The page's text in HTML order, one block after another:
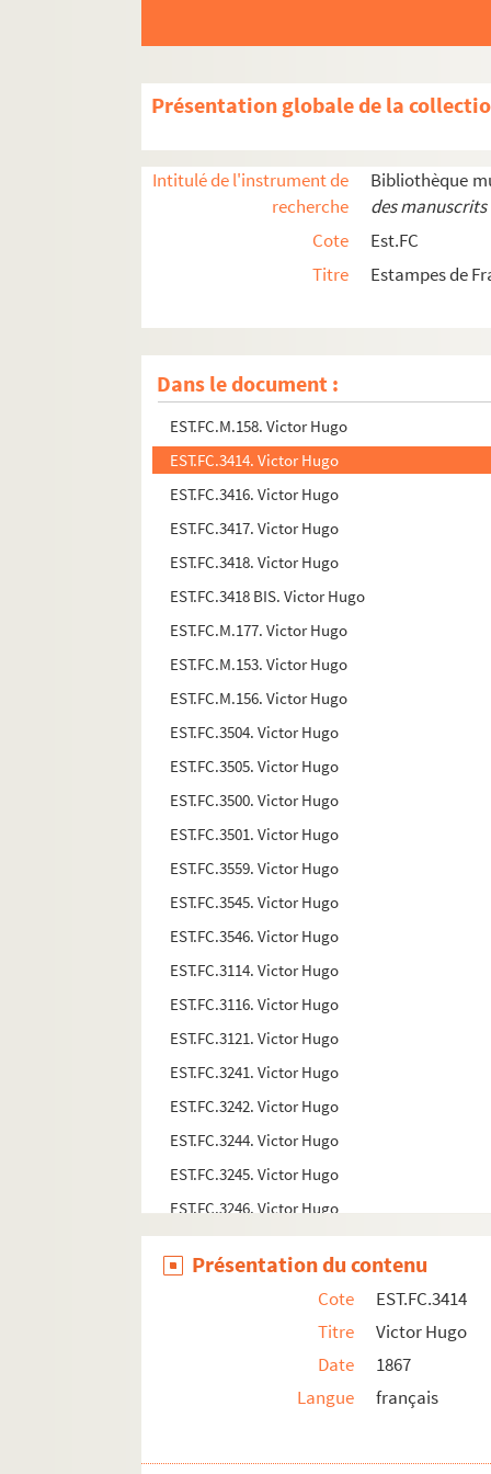
Présentation globale de la
Intitulé de l'instrument de
recherche
Bibliothèque
des
Cote
Est.FC
Titre
Estampes de
Dans le document :
EST.FC.3083. Victor Hugo
EST.FC.3086. Victor Hugo
EST.FC.3343. Victor Hugo
EST.FC.3344. Victor Hugo
EST.FC.3345. Victor Hugo
EST.FC.3412. Victor Hugo
EST.FC.3411. Victor Hugo
EST.FC.3413. Victor Hugo
EST.FC.M.158. Victor Hugo
EST.FC.3414. Victor Hugo
EST.FC.3416. Victor Hugo
EST.FC.3417. Victor Hugo
EST.FC.3418. Victor Hugo
EST.FC.3418 BIS. Victor Hugo
EST.FC.M.177. Victor Hugo
EST.FC.M.153. Victor Hugo
EST.FC.M.156. Victor Hugo
EST.FC.3504. Victor Hugo
EST.FC.3505. Victor Hugo
EST.FC.3500. Victor Hugo
EST.FC.3501. Victor Hugo
EST.FC.3559. Victor Hugo
EST.FC.3545. Victor Hugo
EST.FC.3546. Victor Hugo
EST.FC.3114. Victor Hugo
EST.FC.3116. Victor Hugo
EST.FC.3121. Victor Hugo
EST.FC.3241. Victor Hugo
EST.FC.3242. Victor Hugo
EST.FC.3244. Victor Hugo
EST.FC.3245. Victor Hugo
EST.FC.3246. Victor Hugo
EST.FC.3247. Victor Hugo
EST.FC.3248. Victor Hugo
EST.FC.3250. Victor Hugo
EST.FC.3255. Victor Hugo
EST.FC.3260. Victor Hugo
EST.FC.3254. Victor Hugo
Présentation du contenu
Cote
EST.FC.3414
Titre
Victor Hugo
Date
1867
Langue
français